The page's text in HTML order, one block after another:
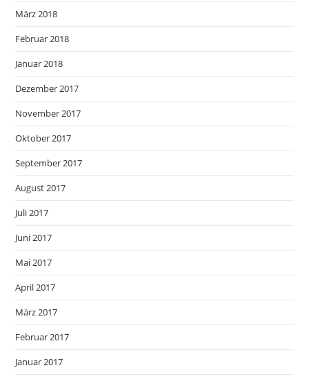
März 2018
Februar 2018
Januar 2018
Dezember 2017
November 2017
Oktober 2017
September 2017
August 2017
Juli 2017
Juni 2017
Mai 2017
April 2017
März 2017
Februar 2017
Januar 2017